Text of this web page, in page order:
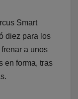
Smart
diez para los
a unos
en forma, tras